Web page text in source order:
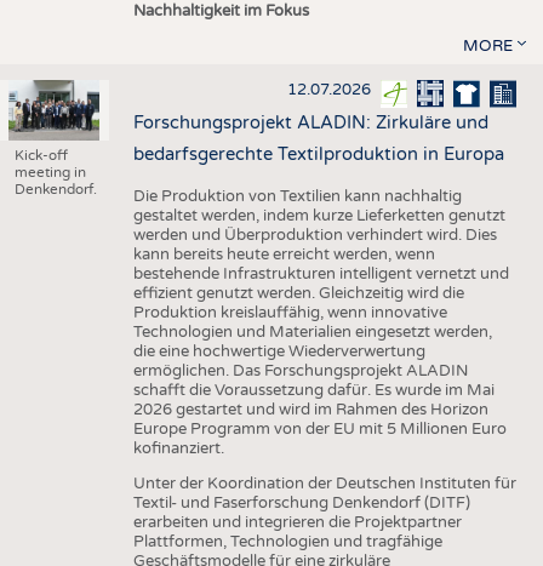
Nachhaltigkeit im Fokus
MORE
Kick-off
meeting in
Denkendorf.
12.07.2026
Forschungsprojekt ALADIN: Zirkuläre und
bedarfsgerechte Textilproduktion in Europa
Die Produktion von Textilien kann nachhaltig
gestaltet werden, indem kurze Lieferketten genutzt
werden und Überproduktion verhindert wird. Dies
kann bereits heute erreicht werden, wenn
bestehende Infrastrukturen intelligent vernetzt und
effizient genutzt werden. Gleichzeitig wird die
Produktion kreislauffähig, wenn innovative
Technologien und Materialien eingesetzt werden,
die eine hochwertige Wiederverwertung
ermöglichen. Das Forschungsprojekt ALADIN
schafft die Voraussetzung dafür. Es wurde im Mai
2026 gestartet und wird im Rahmen des Horizon
Europe Programm von der EU mit 5 Millionen Euro
kofinanziert.
Unter der Koordination der Deutschen Instituten für
Textil- und Faserforschung Denkendorf (DITF)
erarbeiten und integrieren die Projektpartner
Plattformen, Technologien und tragfähige
Geschäftsmodelle für eine zirkuläre